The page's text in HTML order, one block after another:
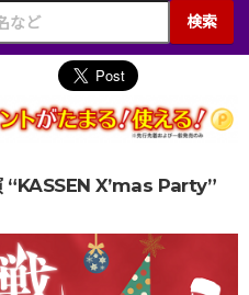
検索
“KASSEN X’mas Party”